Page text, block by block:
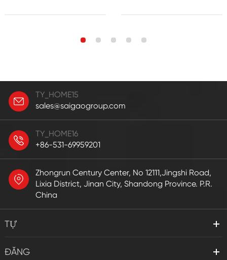
TY_HOME15
sales@saigaogroup.com
TY_HOME16
+86-531-69959201
Zhongrun Century Center, No 12111,Jingshi Road,
Lixia District, Jinan City, Shandong Province. P.R.
China
TỰ
ĐĂNG